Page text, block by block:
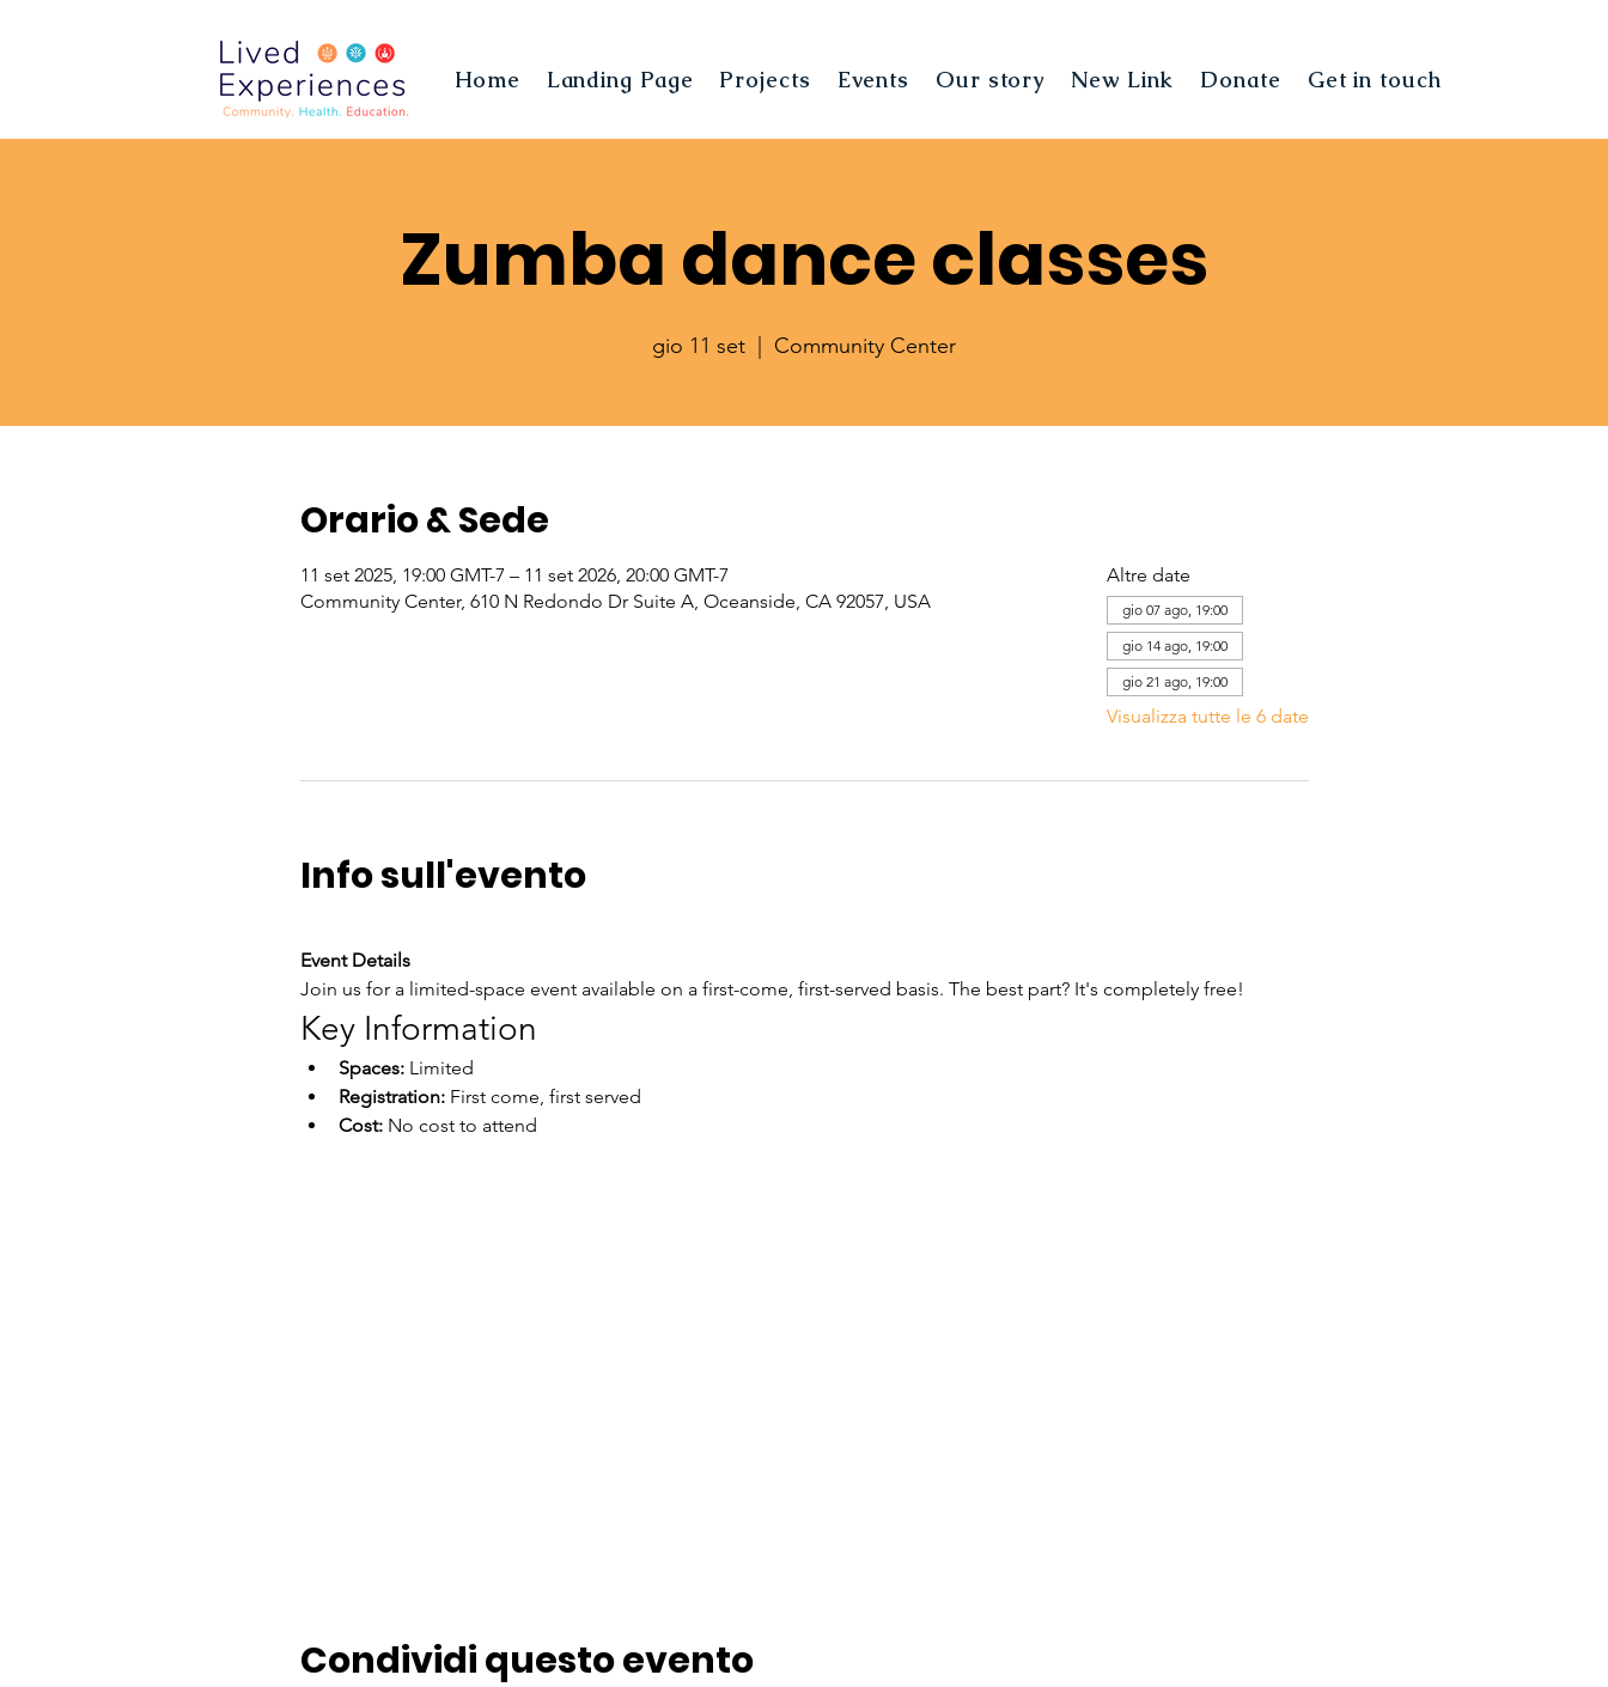
Home Landing Page Projects Events Our story New Link Donate Get in touch
Zumba dance classes
gio 11 set Community Center
Orario & Sede
11 set 2025, 19:00 GMT-7 – 11 set 2026, 20:00 GMT-7
Community Center, 610 N Redondo Dr Suite A, Oceanside, CA 92057, USA
Altre date
gio 07 ago, 19:00
gio 14 ago, 19:00
gio 21 ago, 19:00
Visualizza tutte le 6 date
Info sull'evento
Event Details
Join us for a limited-space event available on a first-come, first-served basis. The best part? It's completely free!
Key Information
Spaces: Limited
Registration: First come, first served
Cost: No cost to attend
Condividi questo evento